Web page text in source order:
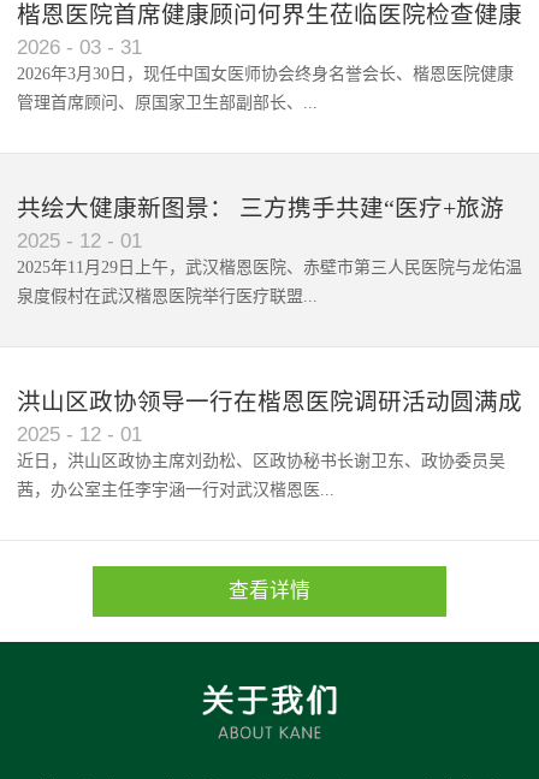
楷恩医院首席健康顾问何界生莅临医院检查健康
管理落实情况
2026 - 03 - 31
2026年3月30日，现任中国女医师协会终身名誉会长、楷恩医院健康
管理首席顾问、原国家卫生部副部长、...
共绘大健康新图景： 三方携手共建“医疗+旅游
+康养”融合发展新标杆
2025 - 12 - 01
2025年11月29日上午，武汉楷恩医院、赤壁市第三人民医院与龙佑温
泉度假村在武汉楷恩医院举行医疗联盟...
洪山区政协领导一行在楷恩医院调研活动圆满成
功
2025 - 12 - 01
近日，洪山区政协主席刘劲松、区政协秘书长谢卫东、政协委员吴
茜，办公室主任李宇涵一行对武汉楷恩医...
院进行了工作调研，重点考察...
查看详情